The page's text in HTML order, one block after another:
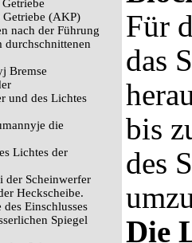
Getriebe (AKP)
nach der Führung
durchschnittenen
Bremse
und des Lichtes
die
Lichtes der
der Scheinwerfer
Heckscheibe.
Einschlusses
Spiegel
Für
das
bis
des
Die